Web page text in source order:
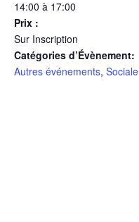
14:00 à 17:00
Prix :
Sur Inscription
Catégories d’Évènement:
Autres événements, Sociale